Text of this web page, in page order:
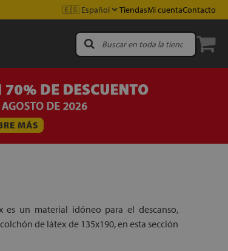
TiendasMi cuentaContacto
un material idóneo para el descanso,
de látex de 135x190, en esta sección